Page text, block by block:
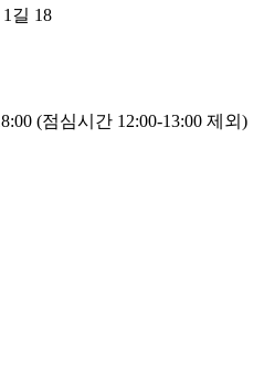
길 18
(점심시간 12:00-13:00 제외)